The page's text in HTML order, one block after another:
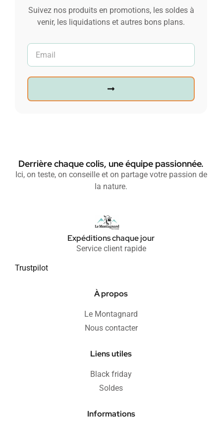
Suivez nos produits en promotions, les soldes à
venir, les liquidations et autres bons plans.
Derrière chaque colis, une équipe passionnée.
Ici, on teste, on conseille et on partage votre passion de
la nature.
Expéditions chaque jour
Service client rapide
Trustpilot
À propos
Le Montagnard
Nous contacter
Liens utiles
Black friday
Soldes
Informations